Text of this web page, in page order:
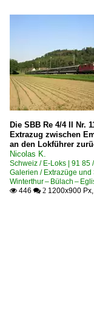
Die SBB Re 4/4 II Nr.
Extrazug zwischen
an den Lokführer
Nicolas K.
Schweiz / E-Loks | 91
Galerien / Extrazüge und
Winterthur – Bülach –
 446  2 1200x900